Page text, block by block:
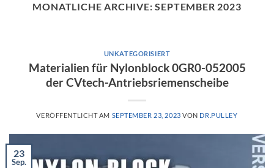
MONATLICHE ARCHIVE:SEPTEMBER 2023
UNKATEGORISIERT
Materialien für Nylonblock 0GR0-052005
der CVtech-Antriebsriemenscheibe
VERÖFFENTLICHT AM SEPTEMBER 23, 2023 VON DR.PULLEY
23
Sep.